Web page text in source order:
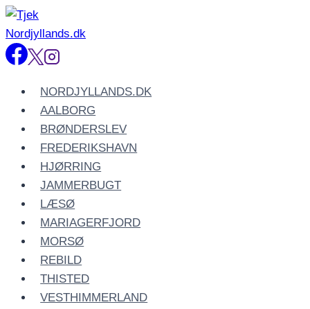
Fortsæt
til
indhold
NORDJYLLANDS.DK
AALBORG
BRØNDERSLEV
FREDERIKSHAVN
HJØRRING
JAMMERBUGT
LÆSØ
MARIAGERFJORD
MORSØ
REBILD
THISTED
VESTHIMMERLAND